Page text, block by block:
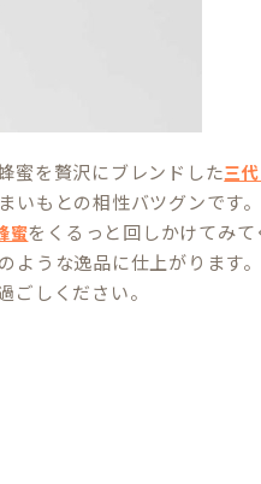
蜜を贅沢にブレンドした三
もとの相性バツグンです。
蜜をくるっと回しかけてみて
うな逸品に仕上がります。
ごしください。